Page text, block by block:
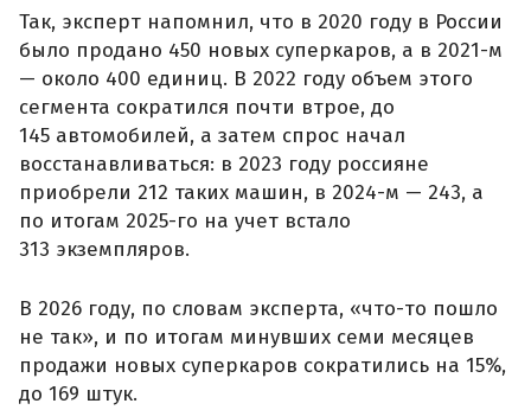
Так, эксперт напомнил, что в 2020 году в России
было продано 450 новых суперкаров, а в 2021-м
— около 400 единиц. В 2022 году объем этого
сегмента сократился почти втрое, до
145 автомобилей, а затем спрос начал
восстанавливаться: в 2023 году россияне
приобрели 212 таких машин, в 2024-м — 243, а
по итогам 2025-го на учет встало
313 экземпляров.
В 2026 году, по словам эксперта, «что-то пошло
не так», и по итогам минувших семи месяцев
продажи новых суперкаров сократились на 15%,
до 169 штук.